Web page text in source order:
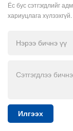
Ёс бус сэтгэгдлийг
хариуцлага хүлээхгүй.
Илгээх